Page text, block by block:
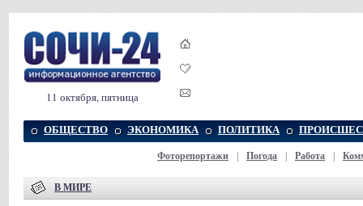
11 октября, пятница
ОБЩЕСТВО ЭКОНОМИКА ПОЛИТИКА
Фоторепортажи Погода Работа
В МИРЕ